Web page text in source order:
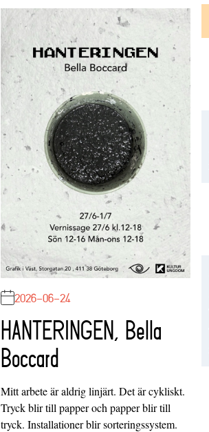
2026-06-24
HANTERINGEN, Bella
Boccard
Mitt arbete är aldrig linjärt. Det är cykliskt.
Tryck blir till papper och papper blir till
tryck. Installationer blir sorteringssystem.